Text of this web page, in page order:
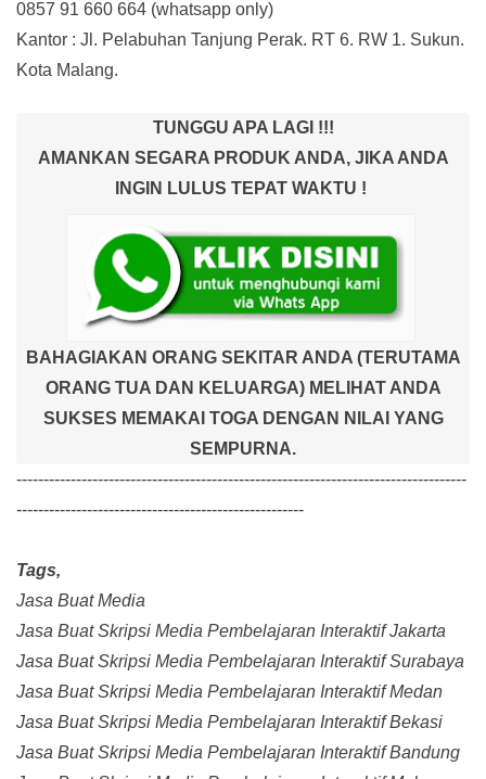
0857 91 660 664 (whatsapp only)
Kantor : Jl. Pelabuhan Tanjung Perak. RT 6. RW 1. Sukun.
Kota Malang.
TUNGGU APA LAGI !!!
AMANKAN SEGARA PRODUK ANDA, JIKA ANDA
INGIN LULUS TEPAT WAKTU !
BAHAGIAKAN ORANG SEKITAR ANDA (TERUTAMA
ORANG TUA DAN KELUARGA) MELIHAT ANDA
SUKSES MEMAKAI TOGA DENGAN NILAI YANG
SEMPURNA.
-----------------------------------------------------------------------------------
-----------------------------------------------------
Tags,
Jasa Buat Media
Jasa Buat Skripsi Media Pembelajaran Interaktif Jakarta
Jasa Buat Skripsi Media Pembelajaran Interaktif Surabaya
Jasa Buat Skripsi Media Pembelajaran Interaktif Medan
Jasa Buat Skripsi Media Pembelajaran Interaktif Bekasi
Jasa Buat Skripsi Media Pembelajaran Interaktif Bandung